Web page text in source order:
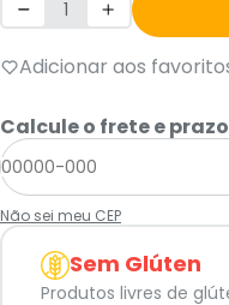
Adicionar aos
Calcule o frete e
Não sei meu CEP
Sem Glúten
Produtos livres de